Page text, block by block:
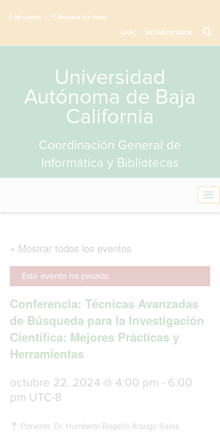
Mi cuenta Renueva tus libros
UABC METABUSCADOR
Universidad
Autónoma de Baja
California
Coordinación General de
Informática y Bibliotecas
T
o
a
« Mostrar todos los eventos
Este evento ha pasado.
Conferencia: Técnicas Avanzadas
de Búsqueda para la Investigación
Científica: Mejores Prácticas y
Herramientas
octubre 22, 2024 @ 4:00 pm - 6:00
pm UTC-8
Ponente: Dr. Humberto Rogelio Arango Sales